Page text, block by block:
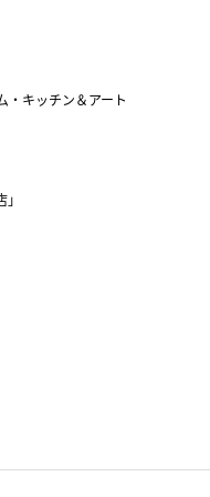
・キッチン＆アート